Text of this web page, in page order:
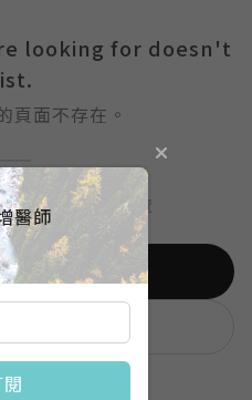
looking for doesn't
頁面不存在。
回上一頁繼續瀏覽
頁
醫師